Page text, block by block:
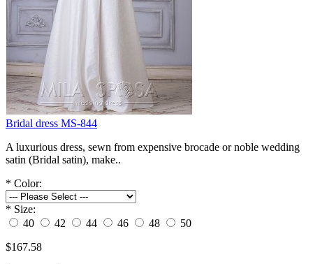
Bridal dress MS-844
A luxurious dress, sewn from expensive brocade or noble wedding
satin (Bridal satin), make..
* Color:
* Size:
40
42 44 46 48
50
$167.58